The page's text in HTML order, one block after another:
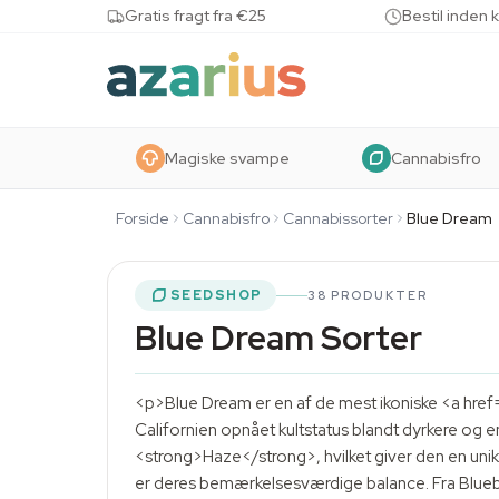
Skip to content Gratis fragt fra €25 Bestil inden
Magiske svampe Cannabisfro
Forside Cannabisfro Cannabissorter Blue Dream
SEEDSHOP 38 PRODUKTER
Blue Dream Sorter
<p>Blue Dream er en af de mest ikoniske <a
Californien opnået kultstatus blandt dyrkere og
<strong>Haze</strong>, hvilket giver den en
er deres bemærkelsesværdige balance. Fra